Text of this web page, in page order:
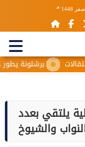
هـ
برشلونة يطور حمزة
يلتقي بعدد
والشيوخ